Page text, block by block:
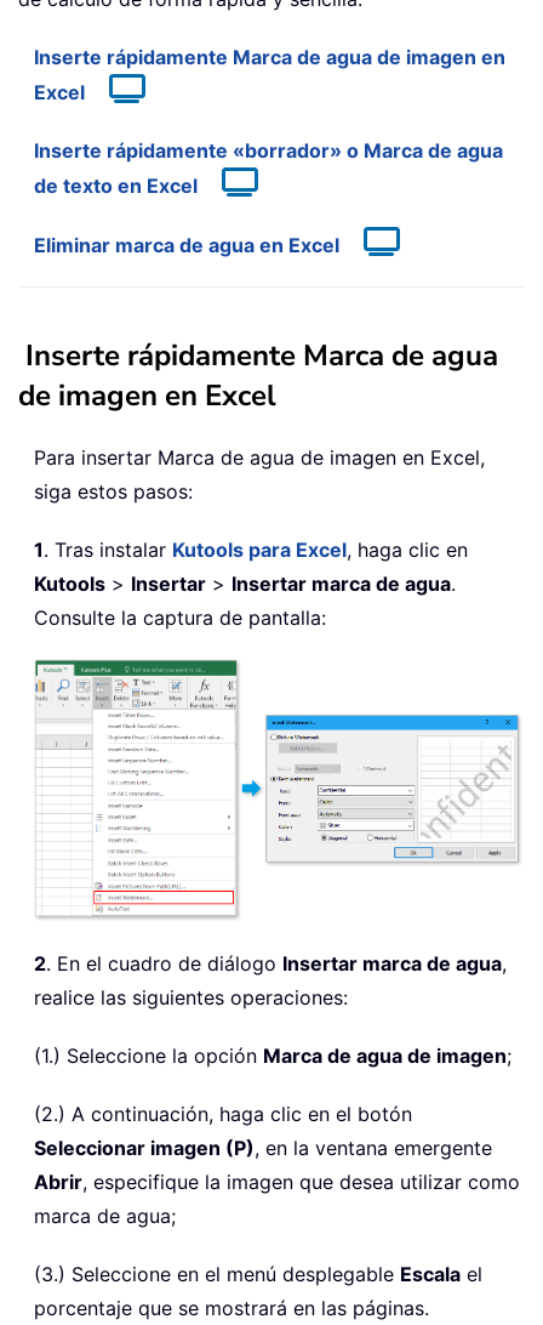
Inserte rápidamente Marca de agua de imagen en
Excel
Inserte rápidamente «borrador» o Marca de agua
de texto en Excel
Eliminar marca de agua en Excel
Inserte rápidamente Marca de agua
de imagen en Excel
Para insertar Marca de agua de imagen en Excel,
siga estos pasos:
1. Tras instalar Kutools para Excel, haga clic en
Kutools > Insertar > Insertar marca de agua.
Consulte la captura de pantalla:
2. En el cuadro de diálogo Insertar marca de agua,
realice las siguientes operaciones:
(1.) Seleccione la opción Marca de agua de imagen;
(2.) A continuación, haga clic en el botón
Seleccionar imagen (P), en la ventana emergente
Abrir, especifique la imagen que desea utilizar como
marca de agua;
(3.) Seleccione en el menú desplegable Escala el
porcentaje que se mostrará en las páginas.